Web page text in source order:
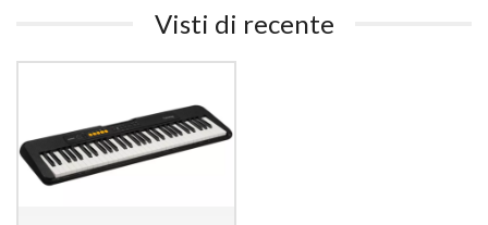
Visti di recente